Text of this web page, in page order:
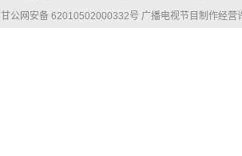
甘公网安备 62010502000332号 广播电视节目制作经